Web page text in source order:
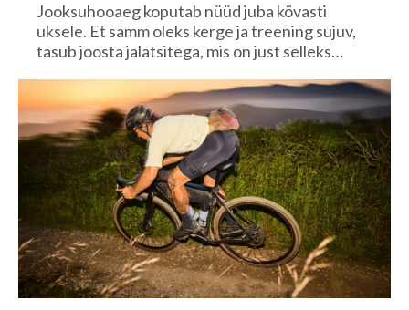
Jooksuhooaeg koputab nüüd juba kõvasti
uksele. Et samm oleks kerge ja treening sujuv,
tasub joosta jalatsitega, mis on just selleks…